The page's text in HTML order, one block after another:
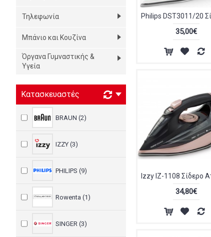
Τηλεφωνία
Μπάνιο και Κουζίνα
Όργανα Γυμναστικής &
Υγεία
Κατασκευαστές
BRAUN (2)
IZZY (3)
PHILIPS (9)
Rowenta (1)
SINGER (3)
35,00€
34,80€